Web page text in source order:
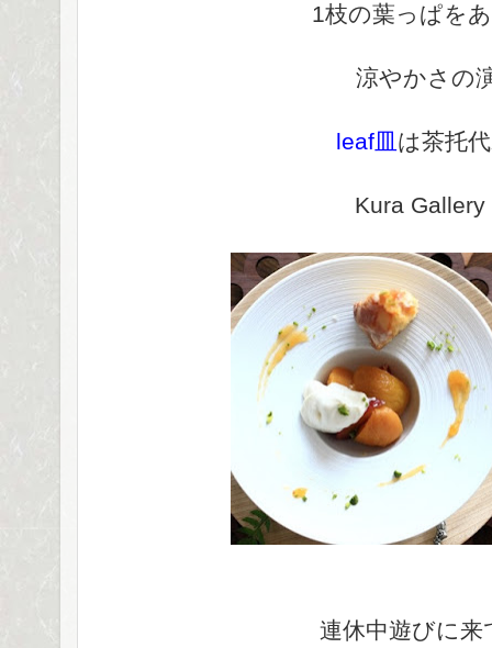
1枝の葉っぱを
涼やかさの
leaf皿 は茶托
Kura Gallery
連休中遊びに